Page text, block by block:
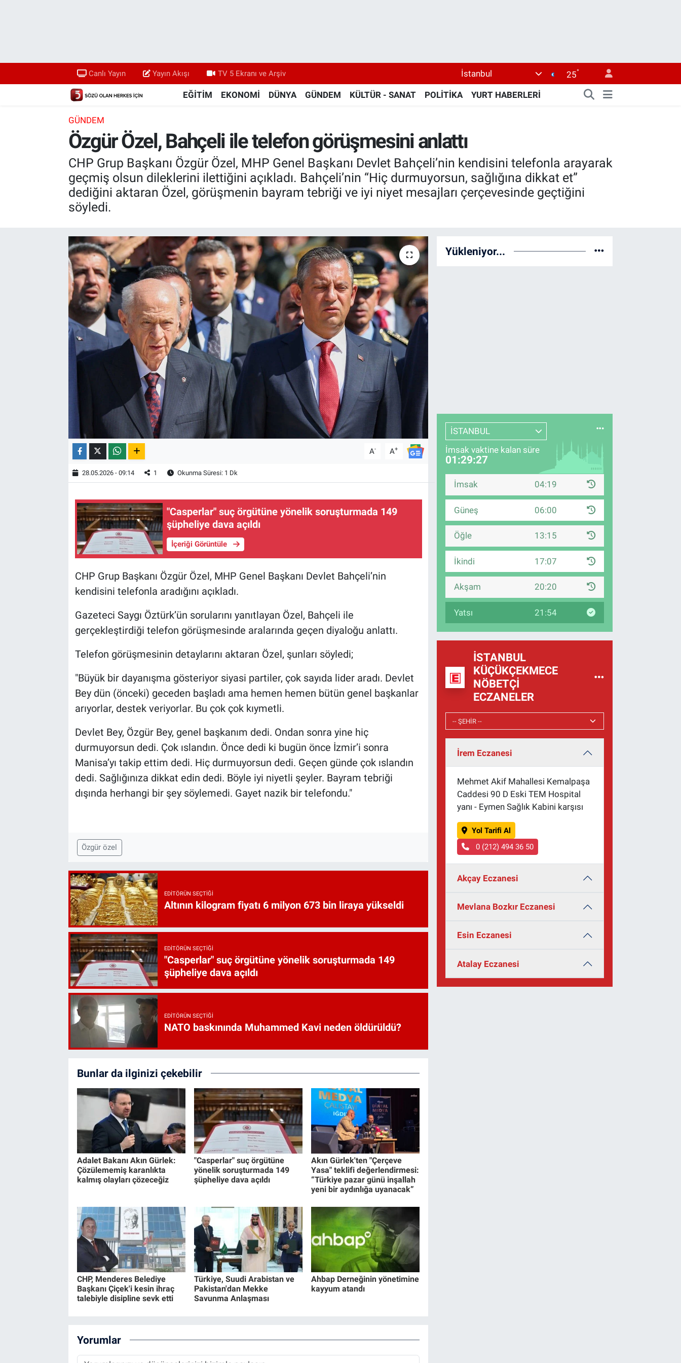
Canlı Yayın Yayın Akışı TV 5 Ekranı ve Arşiv İstanbul 25°
EĞİTİM EKONOMİ DÜNYA GÜNDEM KÜLTÜR - SANAT POLİTİKA YURT HABERLERİ
GÜNDEM
Özgür Özel, Bahçeli ile telefon görüşmesini anlattı
CHP Grup Başkanı Özgür Özel, MHP Genel Başkanı Devlet Bahçeli’nin kendisini telefonla arayarak
geçmiş olsun dileklerini ilettiğini açıkladı. Bahçeli’nin “Hiç durmuyorsun, sağlığına dikkat et”
dediğini aktaran Özel, görüşmenin bayram tebriği ve iyi niyet mesajları çerçevesinde geçtiğini
söyledi.
A- A+
28.05.2026 - 09:14 1 Okunma Süresi: 1 Dk
"Casperlar" suç örgütüne yönelik soruşturmada 149
şüpheliye dava açıldı
İçeriği Görüntüle
CHP Grup Başkanı Özgür Özel, MHP Genel Başkanı Devlet Bahçeli’nin
kendisini telefonla aradığını açıkladı.
Gazeteci Saygı Öztürk’ün sorularını yanıtlayan Özel, Bahçeli ile
gerçekleştirdiği telefon görüşmesinde aralarında geçen diyaloğu anlattı.
Telefon görüşmesinin detaylarını aktaran Özel, şunları söyledi;
"Büyük bir dayanışma gösteriyor siyasi partiler, çok sayıda lider aradı. Devlet
Bey dün (önceki) geceden başladı ama hemen hemen bütün genel başkanlar
arıyorlar, destek veriyorlar. Bu çok çok kıymetli.
Devlet Bey, Özgür Bey, genel başkanım dedi. Ondan sonra yine hiç
durmuyorsun dedi. Çok ıslandın. Önce dedi ki bugün önce İzmir’i sonra
Manisa’yı takip ettim dedi. Hiç durmuyorsun dedi. Geçen günde çok ıslandın
dedi. Sağlığınıza dikkat edin dedi. Böyle iyi niyetli şeyler. Bayram tebriği
dışında herhangi bir şey söylemedi. Gayet nazik bir telefondu."
Özgür özel
EDITÖRÜN SEÇTIĞI
Altının kilogram fiyatı 6 milyon 673 bin liraya yükseldi
EDITÖRÜN SEÇTIĞI
"Casperlar" suç örgütüne yönelik soruşturmada 149
şüpheliye dava açıldı
EDITÖRÜN SEÇTIĞI
NATO baskınında Muhammed Kavi neden öldürüldü?
Bunlar da ilginizi çekebilir
Adalet Bakanı Akın Gürlek:
Çözülememiş karanlıkta
kalmış olayları çözeceğiz
"Casperlar" suç örgütüne
yönelik soruşturmada 149
şüpheliye dava açıldı
Akın Gürlek'ten "Çerçeve
Yasa" teklifi değerlendirmesi:
“Türkiye pazar günü inşallah
yeni bir aydınlığa uyanacak”
CHP, Menderes Belediye
Başkanı Çiçek'i kesin ihraç
talebiyle disipline sevk etti
Türkiye, Suudi Arabistan ve
Pakistan'dan Mekke
Savunma Anlaşması
Ahbap Derneğinin yönetimine
kayyum atandı
Yorumlar
Yükleniyor...
İSTANBUL
İmsak vaktine kalan süre
01:29:26
İmsak 04:19
Güneş 06:00
Öğle 13:15
İkindi 17:07
Akşam 20:20
Yatsı 21:54
İSTANBUL
KÜÇÜKÇEKMECE
NÖBETÇI
ECZANELER
İrem Eczanesi
Mehmet Akif Mahallesi Kemalpaşa
Caddesi 90 D Eski TEM Hospital
yanı - Eymen Sağlık Kabini karşısı
Yol Tarifi Al
0 (212) 494 36 50
Akçay Eczanesi
Mevlana Bozkır Eczanesi
Esin Eczanesi
Atalay Eczanesi
Yayın Akışı
TV 5 Ekranı ve Arşiv